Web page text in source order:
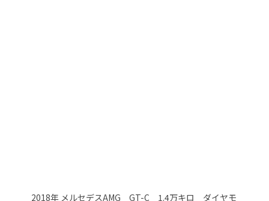
2018年 メルセデスAMG GT-C 1.4万キロ ダイヤモ